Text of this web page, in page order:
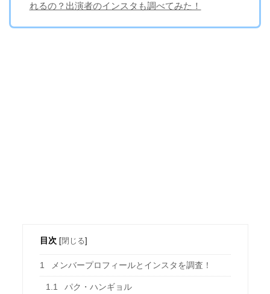
れるの？出演者のインスタも調べてみた！
目次 [閉じる]
1 メンバープロフィールとインスタを調査！
1.1 パク・ハンギョル